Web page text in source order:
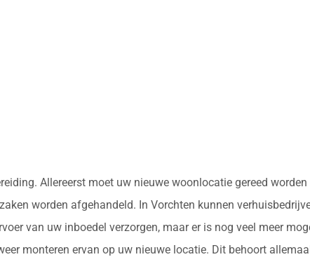
Allereerst moet uw nieuwe woonlocatie gereed
worden afgehandeld. In Vorchten kunnen
van uw inboedel verzorgen, maar er is nog veel meer
monteren ervan op uw nieuwe locatie. Dit behoort